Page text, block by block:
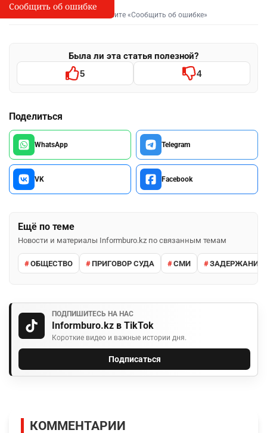
I
Сообщить об опечатке
Выделите фрагмент и нажмите «Сообщить об ошибке»
Была ли эта статья полезной?
5 4
Поделиться
WhatsApp Telegram
VK Facebook
Ещё по теме
Новости и материалы Informburo.kz по связанным темам
ОБЩЕСТВО ПРИГОВОР СУДА СМИ ЗАДЕРЖАНИЕ
ПОДПИШИТЕСЬ НА НАС
Informburo.kz в TikTok
Короткие видео и важные истории дня.
Подписаться
Сообщить об ошибке
КОММЕНТАРИИ